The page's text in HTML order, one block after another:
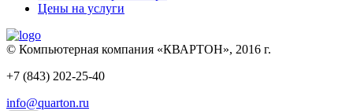
Цены на услуги
© Компьютерная компания «КВАРТОН», 2016 г.
+7 (843) 202-25-40
info@quarton.ru